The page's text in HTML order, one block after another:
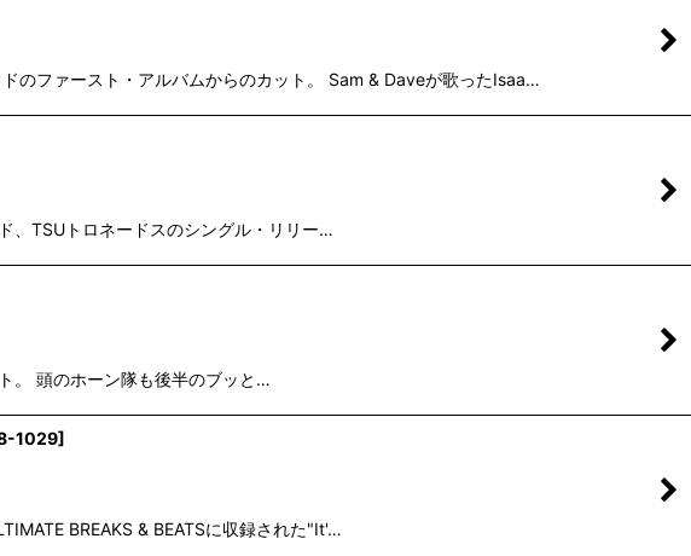
のファースト・アルバムからのカット。 Sam & Daveが歌ったIsaa…
、TSUトロネードスのシングル・リリー…
。 頭のホーン隊も後半のブッと…
1029]
BREAKS & BEATSに収録された"It'…